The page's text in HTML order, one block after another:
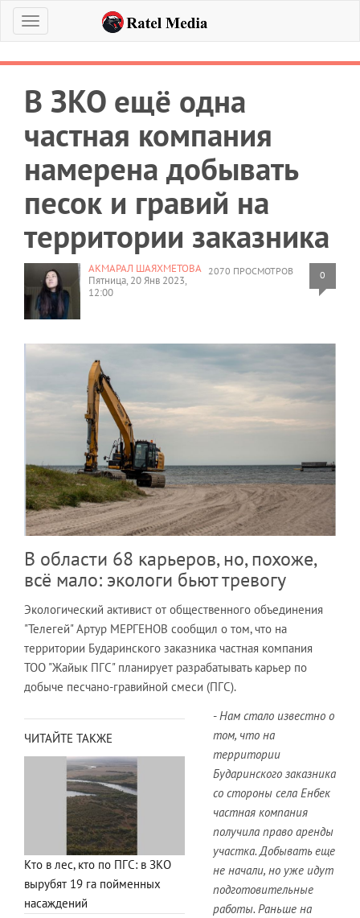
Меню
В ЗКО ещё одна
частная компания
намерена добывать
песок и гравий на
территории заказника
2070 ПРОСМОТРОВ 0
АКМАРАЛ ШАЯХМЕТОВА
Пятница, 20 Янв 2023,
12:00
В области 68 карьеров, но, похоже,
всё мало: экологи бьют тревогу
Экологический активист от общественного объединения
"Телегей" Артур МЕРГЕНОВ сообщил о том, что на
территории Бударинского заказника частная компания
ТОО "Жайык ПГС" планирует разрабатывать карьер по
добыче песчано-гравийной смеси (ПГС).
ЧИТАЙТЕ ТАКЖЕ
Кто в лес, кто по ПГС: в ЗКО
вырубят 19 га пойменных
насаждений
- Нам стало известно о
том, что на
территории
Бударинского заказника
со стороны села Енбек
частная компания
получила право аренды
участка. Добывать еще
не начали, но уже идут
подготовительные
работы. Раньше на